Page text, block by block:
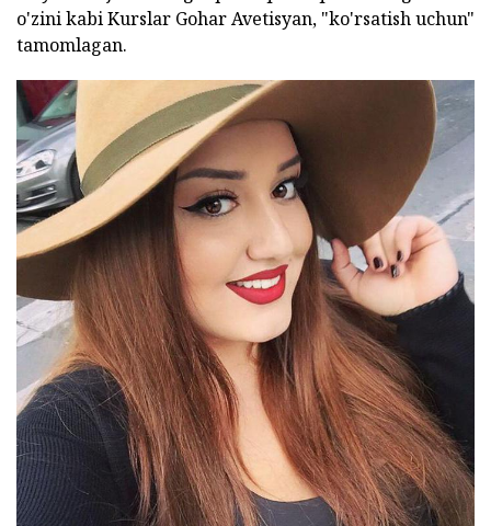
o'zini kabi Kurslar Gohar Avetisyan, "ko'rsatish uchun"
tamomlagan.